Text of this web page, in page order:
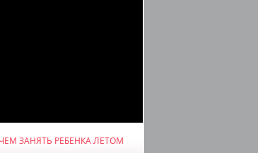
ЧЕМ ЗАНЯТЬ РЕБЕНКА ЛЕТОМ